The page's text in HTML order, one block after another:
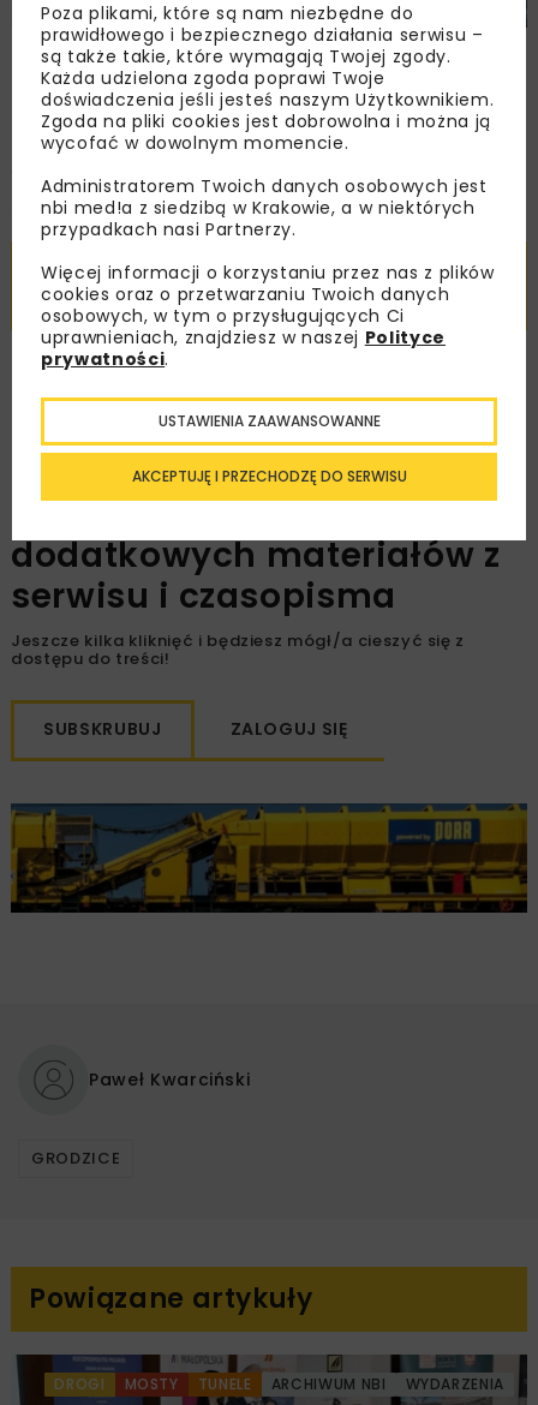
Eurokod 3 jako narzędzie
ułatwiające projektowanie
ścianek szczelnych i pali
stalowych
TEN I WIELE INNYCH ARTYKUŁÓW PRZECZYTASZ Z
AKTYWNĄ PRENUMERATĄ LUB SUBSKRYPCJĄ
Czytelnicy z aktywną
prenumeratą lub
subskrypcjąmają
nieograniczony dostępdo
dodatkowych materiałów z
serwisu i czasopisma
Jeszcze kilka kliknięć i będziesz mógł/a cieszyć się z
dostępu do treści!
SUBSKRUBUJ ZALOGUJ SIĘ
Paweł Kwarciński
GRODZICE
Powiązane artykuły
DROGI MOSTY TUNELE ARCHIWUM NBI WYDARZENIA
Poza plikami, które są nam niezbędne do
prawidłowego i bezpiecznego działania serwisu –
są także takie, które wymagają Twojej zgody.
Każda udzielona zgoda poprawi Twoje
doświadczenia jeśli jesteś naszym Użytkownikiem.
Zgoda na pliki cookies jest dobrowolna i można ją
wycofać w dowolnym momencie.
Administratorem Twoich danych osobowych jest
nbi med!a z siedzibą w Krakowie, a w niektórych
przypadkach nasi Partnerzy.
Więcej informacji o korzystaniu przez nas z plików
cookies oraz o przetwarzaniu Twoich danych
osobowych, w tym o przysługujących Ci
uprawnieniach, znajdziesz w naszej Polityce
prywatności.
AKCEPTUJĘ I PRZECHODZĘ DO SERWISU
USTAWIENIA ZAAWANSOWANNE